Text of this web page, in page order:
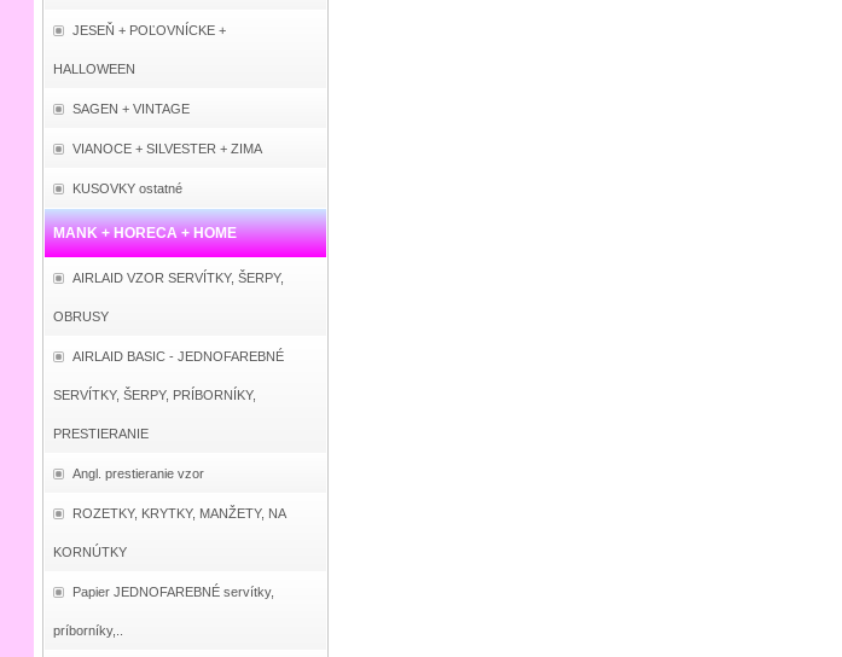
JESEŇ + POĽOVNÍCKE +
HALLOWEEN
SAGEN + VINTAGE
VIANOCE + SILVESTER + ZIMA
KUSOVKY ostatné
MANK + HORECA + HOME
AIRLAID VZOR SERVÍTKY, ŠERPY,
OBRUSY
AIRLAID BASIC - JEDNOFAREBNÉ
SERVÍTKY, ŠERPY, PRÍBORNÍKY,
PRESTIERANIE
Angl. prestieranie vzor
ROZETKY, KRYTKY, MANŽETY, NA
KORNÚTKY
Papier JEDNOFAREBNÉ servítky,
príborníky,..